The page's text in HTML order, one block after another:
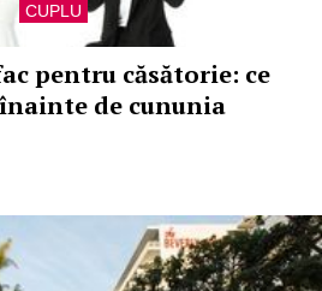
CUPLU
pentru căsătorie: ce
de cununia